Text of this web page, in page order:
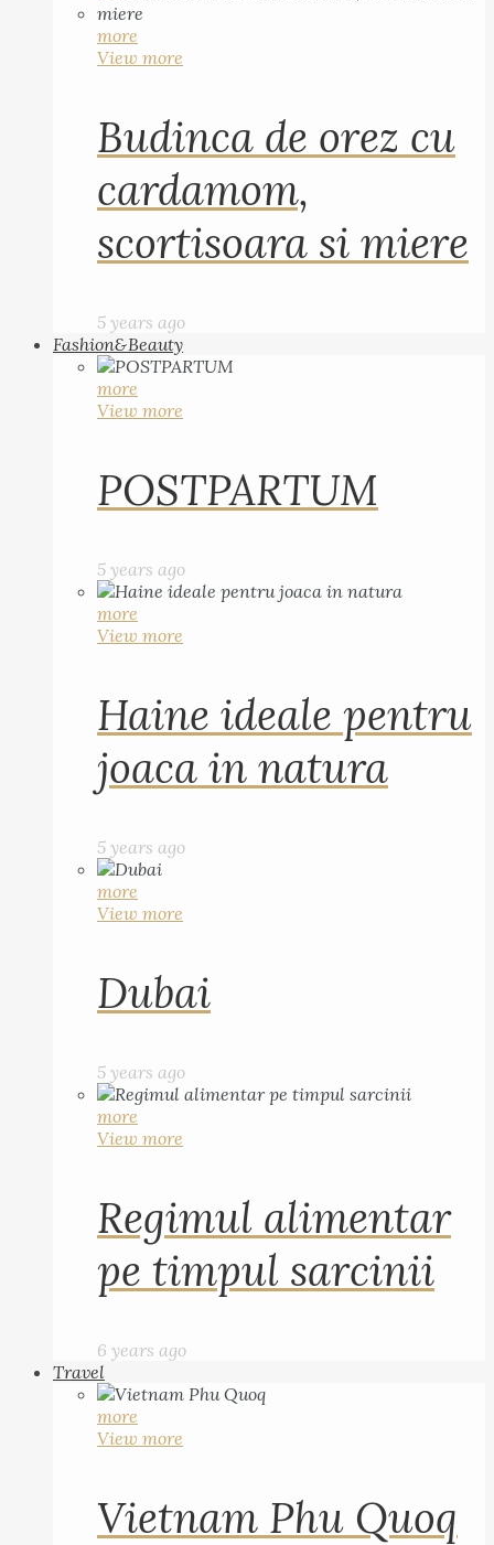
more
View more
Budinca de orez cu
cardamom,
scortisoara si miere
5 years ago
Fashion&Beauty
more
View more
POSTPARTUM
5 years ago
more
View more
Haine ideale pentru
joaca in natura
5 years ago
more
View more
Dubai
5 years ago
more
View more
Regimul alimentar
pe timpul sarcinii
6 years ago
Travel
more
View more
Vietnam Phu Quoq